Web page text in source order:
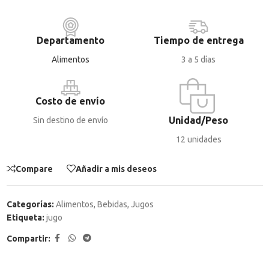
Departamento
Alimentos
Tiempo de entrega
3 a 5 días
Costo de envío
Sin destino de envío Unidad/Peso
12 unidades
Compare Añadir a mis deseos
Categorías: Alimentos, Bebidas, Jugos
Etiqueta: jugo
Compartir: